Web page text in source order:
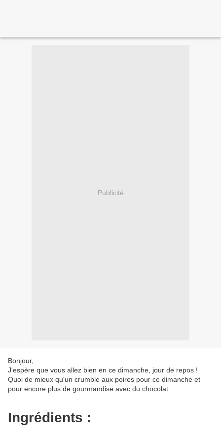
Publicité
Bonjour,
J'espère que vous allez bien en ce dimanche, jour de repos !
Quoi de mieux qu'un crumble aux poires pour ce dimanche et
pour encore plus de gourmandise avec du chocolat.
Ingrédients :